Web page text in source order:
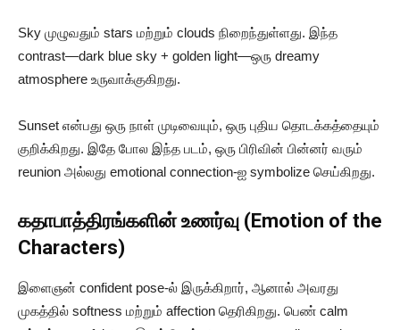
Sky முழுவதும் stars மற்றும் clouds நிறைந்துள்ளது. இந்த
contrast—dark blue sky + golden light—ஒரு dreamy
atmosphere உருவாக்குகிறது.
Sunset என்பது ஒரு நாள் முடிவையும், ஒரு புதிய தொடக்கத்தையும்
குறிக்கிறது. இதே போல இந்த படம், ஒரு பிரிவின் பின்னர் வரும்
reunion அல்லது emotional connection-ஐ symbolize செய்கிறது.
கதாபாத்திரங்களின் உணர்வு (Emotion of the
Characters)
இளைஞன் confident pose-ல் இருக்கிறார், ஆனால் அவரது
முகத்தில் softness மற்றும் affection தெரிகிறது. பெண் calm